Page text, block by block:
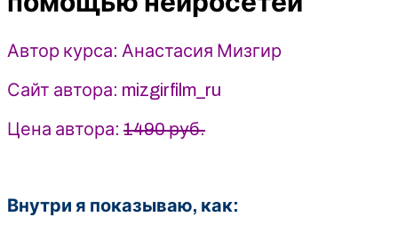
Анастасия
Мизгир
(2026)
Автор курса: Анастасия Мизгир
Сайт автора: mizgirfilm_ru
Цена автора: 1490 руб.
Внутри я показываю, как: